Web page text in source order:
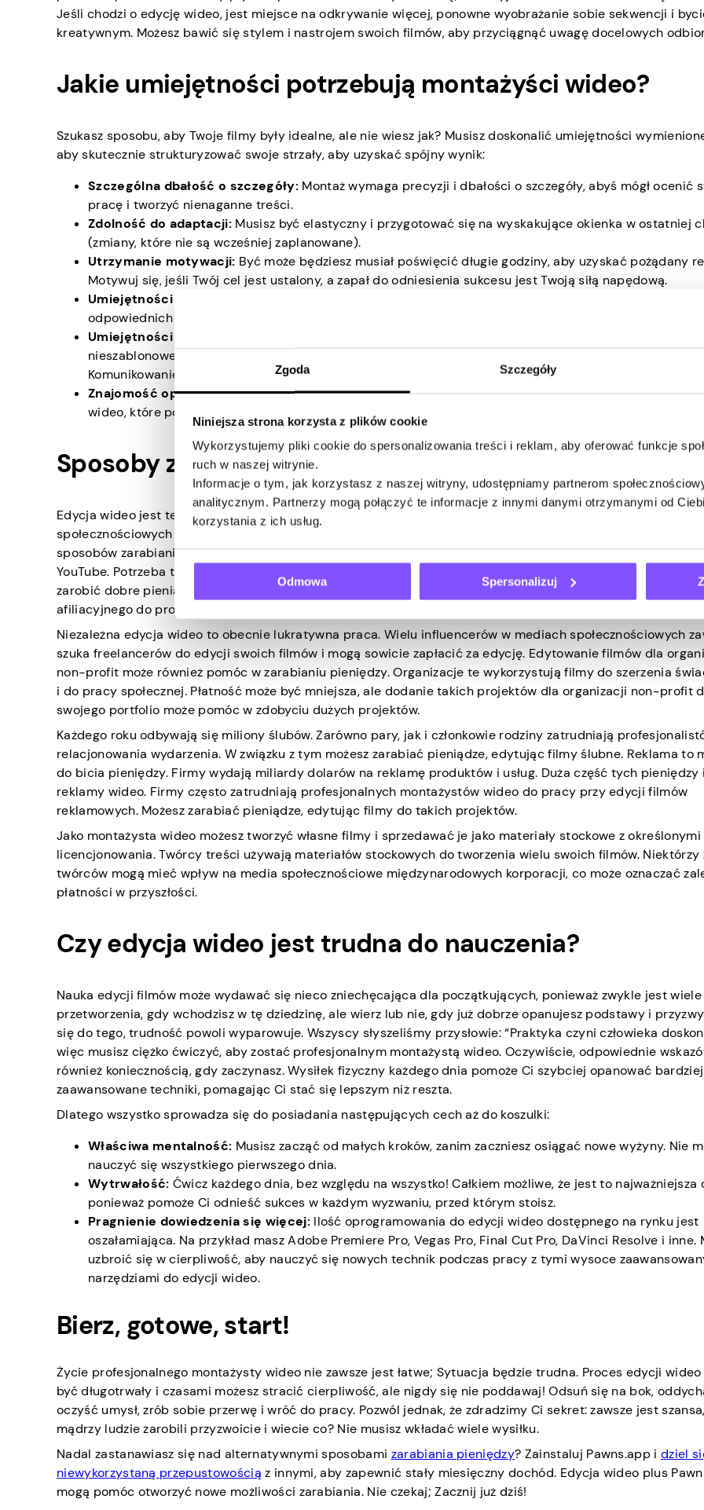
Zgoda Szczegóły
Niniejsza strona korzysta z plików cookie
Wykorzystujemy pliki cookie do spersonalizowania treści i reklam, aby oferować funkcje
ruch w naszej witrynie.
Informacje o tym, jak korzystasz z naszej witryny, udostępniamy partnerom
analitycznym. Partnerzy mogą połączyć te informacje z innymi danymi otrzymanymi od
korzystania z ich usług.
Odmowa Spersonalizuj
Jeśli chodzi o edycję wideo, jest miejsce na odkrywanie więcej, ponowne wyobrażanie sobie sekwencji i
kreatywnym. Możesz bawić się stylem i nastrojem swoich filmów, aby przyciągnąć uwagę docelowych
Jakie umiejętności potrzebują montażyści wideo?
Szukasz sposobu, aby Twoje filmy były idealne, ale nie wiesz jak? Musisz doskonalić umiejętności
aby skutecznie strukturyzować swoje strzały, aby uzyskać spójny wynik:
Szczególna dbałość o szczegóły: Montaż wymaga precyzji i dbałości o szczegóły, abyś mógł ocenić
pracę i tworzyć nienaganne treści.
Zdolność do adaptacji: Musisz być elastyczny i przygotować się na wyskakujące okienka w ostatniej
(zmiany, które nie są wcześniej zaplanowane).
Utrzymanie motywacji: Być może będziesz musiał poświęcić długie godziny, aby uzyskać pożądany
Motywuj się, jeśli Twój cel jest ustalony, a zapał do odniesienia sukcesu jest Twoją siłą napędową.
Umiejętności organizacyjne:
odpowiednich umiejętności organizacyjnych.
Umiejętności rozwiązywania problemów i komunikacji:
nieszablonowego myślenia, ponieważ edycja wideo to sztuka, a kreatywność jest duszą każdego dzieła
Komunikowanie swoich obaw i sugestii pomaga budować zaufanie i sprawia, że wszystko działa
Znajomość oprogramowania do edycji:Bądź na bieżąco ze wszystkimi najnowszymi programami do
wideo, które pojawiają się na rynku. Ucz się i bądź na bieżąco.
Sposoby zarabiania pieniędzy na edycji filmów
Edycja wideo jest teraz poszukiwana i można na tym nieźle zarobić. Wzrost liczby influencerów w mediach
społecznościowych i trend udostępniania filmów na różnych platformach przyspieszył wzrost. Istnieje wiele
sposobów zarabiania pieniędzy poprzez edycję filmów. Dobrym pomysłem jest na przykład założenie kanału
YouTube. Potrzeba trochę czasu, aby zaistnieć na YouTube. Jednak regularne przesyłanie filmów może pomóc
zarobić dobre pieniądze. Gdy masz już kanał z dobrą liczbą obserwujących, możesz go wykorzystać do
afiliacyjnego do promowania witryn takich jak Pawns.app
Niezależna edycja wideo to obecnie lukratywna praca. Wielu influencerów w mediach społecznościowych
szuka freelancerów do edycji swoich filmów i mogą sowicie zapłacić za edycję. Edytowanie filmów dla
non-profit może również pomóc w zarabianiu pieniędzy. Organizacje te wykorzystują filmy do szerzenia
i do pracy społecznej. Płatność może być mniejsza, ale dodanie takich projektów dla organizacji non-profit
swojego portfolio może pomóc w zdobyciu dużych projektów.
Każdego roku odbywają się miliony ślubów. Zarówno pary, jak i członkowie rodziny zatrudniają
relacjonowania wydarzenia. W związku z tym możesz zarabiać pieniądze, edytując filmy ślubne. Reklama to
do bicia pieniędzy. Firmy wydają miliardy dolarów na reklamę produktów i usług. Duża część tych pieniędzy
reklamy wideo. Firmy często zatrudniają profesjonalnych montażystów wideo do pracy przy edycji filmów
reklamowych. Możesz zarabiać pieniądze, edytując filmy do takich projektów.
Jako montażysta wideo możesz tworzyć własne filmy i sprzedawać je jako materiały stockowe z
licencjonowania. Twórcy treści używają materiałów stockowych do tworzenia wielu swoich filmów. Niektórzy
twórców mogą mieć wpływ na media społecznościowe międzynarodowych korporacji, co może oznaczać
płatności w przyszłości.
Czy edycja wideo jest trudna do nauczenia?
Nauka edycji filmów może wydawać się nieco zniechęcająca dla początkujących, ponieważ zwykle jest
przetworzenia, gdy wchodzisz w tę dziedzinę, ale wierz lub nie, gdy już dobrze opanujesz podstawy i
się do tego, trudność powoli wyparowuje. Wszyscy słyszeliśmy przysłowie: “Praktyka czyni człowieka
więc musisz ciężko ćwiczyć, aby zostać profesjonalnym montażystą wideo. Oczywiście, odpowiednie
również koniecznością, gdy zaczynasz. Wysiłek fizyczny każdego dnia pomoże Ci szybciej opanować bardziej
zaawansowane techniki, pomagając Ci stać się lepszym niż reszta.
Dlatego wszystko sprowadza się do posiadania następujących cech aż do koszulki:
Właściwa mentalność: Musisz zacząć od małych kroków, zanim zaczniesz osiągać nowe wyżyny. Nie
nauczyć się wszystkiego pierwszego dnia.
Wytrwałość: Ćwicz każdego dnia, bez względu na wszystko! Całkiem możliwe, że jest to najważniejsza
ponieważ pomoże Ci odnieść sukces w każdym wyzwaniu, przed którym stoisz.
Pragnienie dowiedzenia się więcej: Ilość oprogramowania do edycji wideo dostępnego na rynku jest
oszałamiająca. Na przykład masz Adobe Premiere Pro, Vegas Pro, Final Cut Pro, DaVinci Resolve i inne.
uzbroić się w cierpliwość, aby nauczyć się nowych technik podczas pracy z tymi wysoce
narzędziami do edycji wideo.
Bierz, gotowe, start!
Życie profesjonalnego montażysty wideo nie zawsze jest łatwe; Sytuacja będzie trudna. Proces edycji wideo
być długotrwały i czasami możesz stracić cierpliwość, ale nigdy się nie poddawaj! Odsuń się na bok,
oczyść umysł, zrób sobie przerwę i wróć do pracy. Pozwól jednak, że zdradzimy Ci sekret: zawsze jest
mądrzy ludzie zarobili przyzwoicie i wiecie co? Nie musisz wkładać wiele wysiłku.
Nadal zastanawiasz się nad alternatywnymi sposobami zarabiania pieniędzy? Zainstaluj Pawns.app idziel
niewykorzystaną przepustowością z innymi, aby zapewnić stały miesięczny dochód. Edycja wideo plus
mogą pomóc otworzyć nowe możliwości zarabiania. Nie czekaj; Zacznij już dziś!